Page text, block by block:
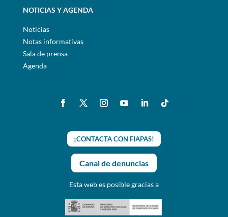
NOTICIAS Y AGENDA
Noticias
Notas informativas
Sala de prensa
Agenda
¡CONTACTA CON FIAPAS!
Canal de denuncias
Esta web es posible gracias a